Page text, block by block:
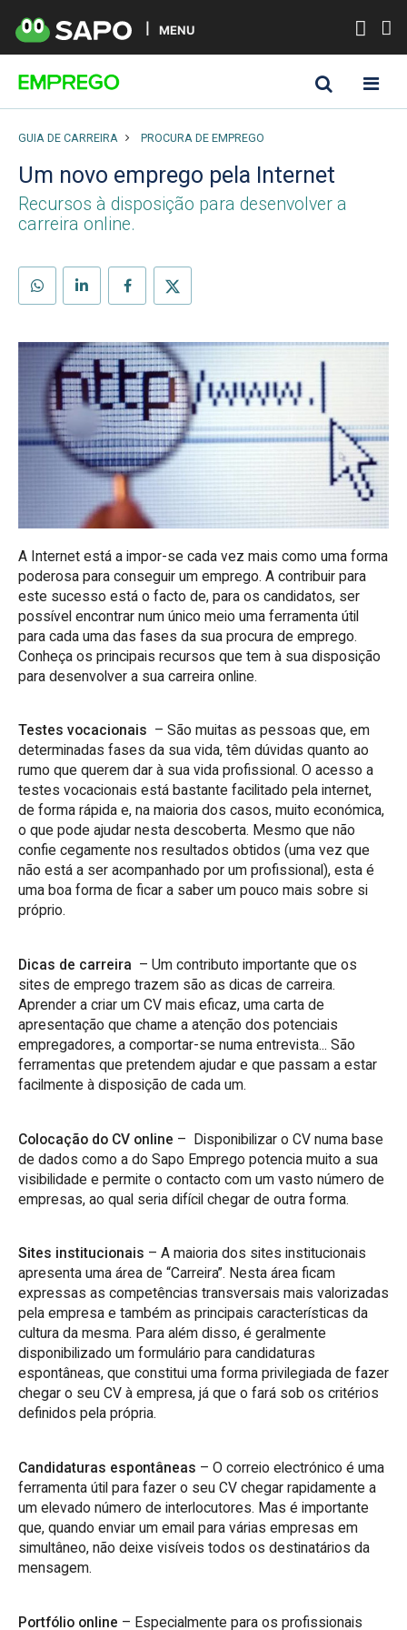
MENU
GUIA DE CARREIRA PROCURA DE EMPREGO
Um novo emprego pela Internet
Recursos à disposição para desenvolver a
carreira online.
A Internet está a impor-se cada vez mais como uma forma
poderosa para conseguir um emprego. A contribuir para
este sucesso está o facto de, para os candidatos, ser
possível encontrar num único meio uma ferramenta útil
para cada uma das fases da sua procura de emprego.
Conheça os principais recursos que tem à sua disposição
para desenvolver a sua carreira online.
Testes vocacionais – São muitas as pessoas que, em
determinadas fases da sua vida, têm dúvidas quanto ao
rumo que querem dar à sua vida profissional. O acesso a
testes vocacionais está bastante facilitado pela internet,
de forma rápida e, na maioria dos casos, muito económica,
o que pode ajudar nesta descoberta. Mesmo que não
confie cegamente nos resultados obtidos (uma vez que
não está a ser acompanhado por um profissional), esta é
uma boa forma de ficar a saber um pouco mais sobre si
próprio.
Dicas de carreira – Um contributo importante que os
sites de emprego trazem são as dicas de carreira.
Aprender a criar um CV mais eficaz, uma carta de
apresentação que chame a atenção dos potenciais
empregadores, a comportar-se numa entrevista... São
ferramentas que pretendem ajudar e que passam a estar
facilmente à disposição de cada um.
Colocação do CV online – Disponibilizar o CV numa base
de dados como a do Sapo Emprego potencia muito a sua
visibilidade e permite o contacto com um vasto número de
empresas, ao qual seria difícil chegar de outra forma.
Sites institucionais – A maioria dos sites institucionais
apresenta uma área de “Carreira”. Nesta área ficam
expressas as competências transversais mais valorizadas
pela empresa e também as principais características da
cultura da mesma. Para além disso, é geralmente
disponibilizado um formulário para candidaturas
espontâneas, que constitui uma forma privilegiada de fazer
chegar o seu CV à empresa, já que o fará sob os critérios
definidos pela própria.
Candidaturas espontâneas – O correio electrónico é uma
ferramenta útil para fazer o seu CV chegar rapidamente a
um elevado número de interlocutores. Mas é importante
que, quando enviar um email para várias empresas em
simultâneo, não deixe visíveis todos os destinatários da
mensagem.
Portfólio online – Especialmente para os profissionais